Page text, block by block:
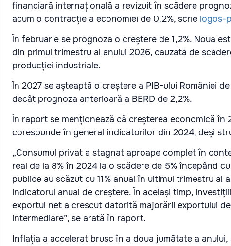
financiară internațională a revizuit în scădere
acum o contracție a economiei de 0,2%, scrie logos-
În februarie se prognoza o creștere de 1,2%. Noua
din primul trimestru al anului 2026, cauzată de
producției industriale.
În 2027 se așteaptă o creștere a PIB-ului României
decât prognoza anterioară a BERD de 2,2%.
În raport se menționează că creșterea economică în
corespunde în general indicatorilor din 2024, deși
„Consumul privat a stagnat aproape complet în
real de la 8% în 2024 la o scădere de 5% începând
publice au scăzut cu 11% anual în ultimul trimestru al
indicatorul anual de creștere. În același timp,
exportul net a crescut datorită majorării exportului
intermediare”, se arată în raport.
Inflația a accelerat brusc în a doua jumătate a